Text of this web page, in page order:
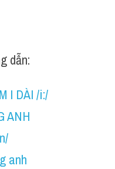
dẫn:
I DÀI /i:/
ANH
anh